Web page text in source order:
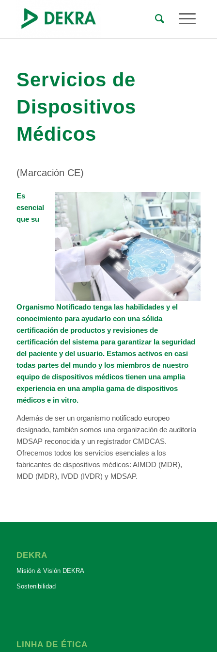
Servicios de
Dispositivos
Médicos
(Marcación CE)
Es
esencial
que su
Organismo Notificado tenga las habilidades y el
conocimiento para ayudarlo con una sólida
certificación de productos y revisiones de
certificación del sistema para garantizar la seguridad
del paciente y del usuario. Estamos activos en casi
todas partes del mundo y los miembros de nuestro
equipo de dispositivos médicos tienen una amplia
experiencia en una amplia gama de dispositivos
médicos e in vitro.
Además de ser un organismo notificado europeo
designado, también somos una organización de auditoría
MDSAP reconocida y un registrador CMDCAS.
Ofrecemos todos los servicios esenciales a los
fabricantes de dispositivos médicos: AIMDD (MDR),
MDD (MDR), IVDD (IVDR) y MDSAP.
DEKRA
Misión & Visión DEKRA
Sostenibilidad
LINHA DE ÉTICA